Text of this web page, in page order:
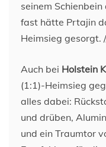
seinem
fast hätte Prtajin
Heimsieg gesorgt.
Auch bei Holstein
(1:1)-Heimsieg
alles dabei:
und drüben,
und ein Traumtor